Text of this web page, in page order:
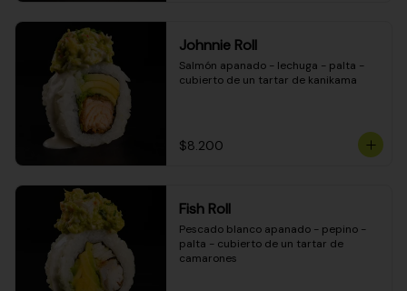
Johnnie Roll
Salmón apanado - lechuga - palta -
cubierto de un tartar de kanikama
$8.200
Fish Roll
Pescado blanco apanado - pepino -
palta - cubierto de un tartar de
camarones